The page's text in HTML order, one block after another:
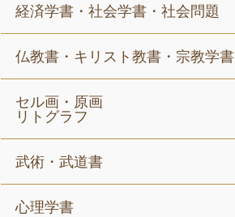
経済学書・社会学書・社会問題
仏教書・キリスト教書・宗教学書
セル画・原画
リトグラフ
武術・武道書
心理学書